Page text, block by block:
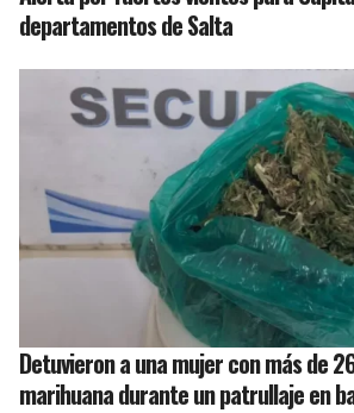
departamentos de Salta
Detuvieron a una mujer con más de
marihuana durante un patrullaje en